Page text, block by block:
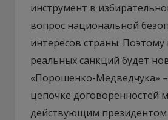
инструмент в
вопрос национальной
интересов страны. Поэтому
реальных санкций будет
«Порошенко-Медведчука»
цепочке договоренностей
действующим